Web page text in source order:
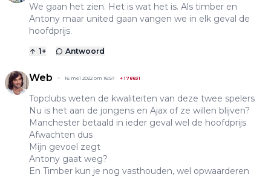
We gaan het zien. Het is wat het is. Als timber en
Antony maar united gaan vangen we in elk geval de
hoofdprijs.
1+ Antwoord
Web 16 mei 2022 om 16:57 +178831
Topclubs weten de kwaliteiten van deze twee spelers
Nu is het aan de jongens en Ajax of ze willen blijven?
Manchester betaald in ieder geval wel de hoofdprijs
Afwachten dus
Mijn gevoel zegt
Antony gaat weg?
En Timber kun je nog vasthouden, wel opwaarderen